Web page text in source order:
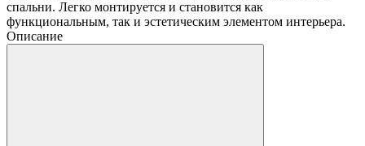
спальни. Легко монтируется и становится как
функциональным, так и эстетическим элементом интерьера.
Описание